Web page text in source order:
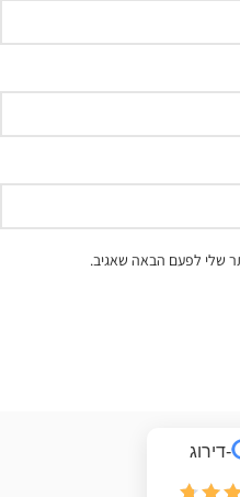
שלי לפעם הבאה שאגיב.
-דירוג